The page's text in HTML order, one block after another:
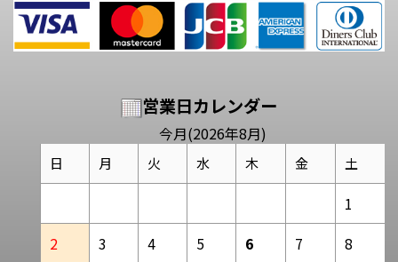
営業日カレンダー
今月(2026年8月)
日 月 火 水 木 金 土
1
2
3 4 5 6 7
8